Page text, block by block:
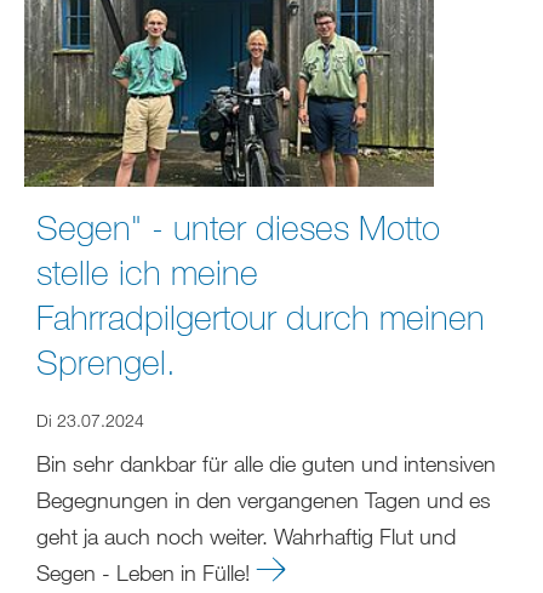
Segen" - unter dieses Motto
stelle ich meine
Fahrradpilgertour durch meinen
Sprengel.
Di 23.07.2024
Bin sehr dankbar für alle die guten und intensiven
Begegnungen in den vergangenen Tagen und es
geht ja auch noch weiter. Wahrhaftig Flut und
Segen - Leben in Fülle!